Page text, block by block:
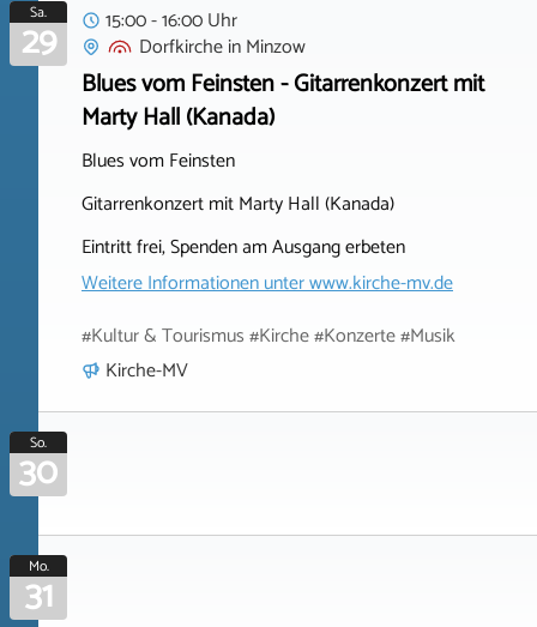
Sa.
29
15:00 - 16:00 Uhr
DorfkircheinMinzow
Blues vom Feinsten - Gitarrenkonzert mit
Marty Hall (Kanada)
Blues vom Feinsten
Gitarrenkonzert mit Marty Hall (Kanada)
Eintritt frei, Spenden am Ausgang erbeten
Weitere Informationen unterwww.kirche-mv.de
#Kultur & Tourismus #Kirche #Konzerte #Musik
Kirche-MV
So.
30
Mo.
31